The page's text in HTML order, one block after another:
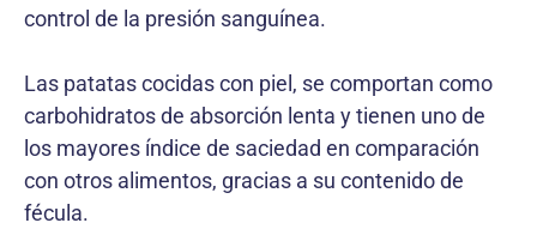
control de la presión sanguínea.
Las patatas cocidas con piel, se comportan como
carbohidratos de absorción lenta y tienen uno de
los mayores índice de saciedad en comparación
con otros alimentos, gracias a su contenido de
fécula.